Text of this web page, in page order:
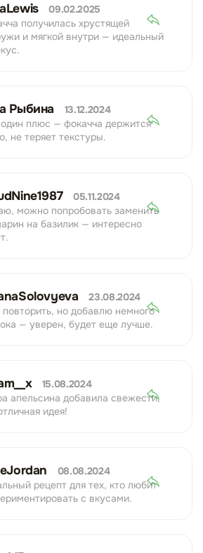
09.02.2025
получилась хрустящей
и мягкой внутри — идеальный
Рыбина
13.12.2024
плюс — фокачча держится
не теряет текстуры.
05.11.2024
можно попробовать заменить
на базилик — интересно
23.08.2024
повторить, но добавлю немного
— уверен, будет еще лучше.
15.08.2024
апельсина добавила свежести,
идея!
08.08.2024
рецепт для тех, кто любит
с вкусами.